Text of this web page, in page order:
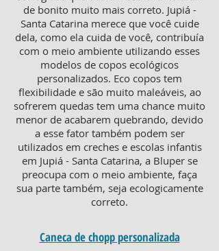
de bonito muito mais correto. Jupiá -
Santa Catarina merece que você cuide
dela, como ela cuida de você, contribuía
com o meio ambiente utilizando esses
modelos de copos ecológicos
personalizados. Eco copos tem
flexibilidade e são muito maleáveis, ao
sofrerem quedas tem uma chance muito
menor de acabarem quebrando, devido
a esse fator também podem ser
utilizados em creches e escolas infantis
em Jupiá - Santa Catarina, a Bluper se
preocupa com o meio ambiente, faça
sua parte também, seja ecologicamente
correto.
Caneca de chopp personalizada